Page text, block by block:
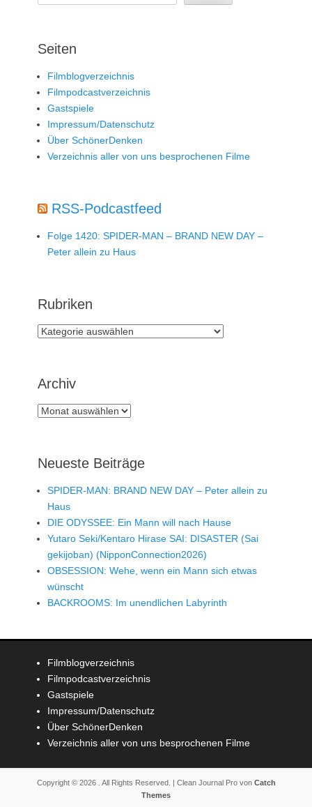
Seiten
Filmblogverzeichnis
Filmpodcastverzeichnis
Gastspiele
Impressum/Datenschutz
Über SchönerDenken
Verzeichnis aller von uns besprochenen Filme
RSS-Podcastfeed
Folge 1420: SPIDER-MAN – BRAND NEW DAY –
Peter allein zu Haus
Rubriken
Rubriken
Archiv
Archiv
Neueste Beiträge
SPIDER-MAN: BRAND NEW DAY – Peter allein zu
Haus
DIE ODYSSEE: Ein Mann will nach Hause
Yutaro Seki/Kentaro Hirase SAI: DISASTER (Sai
gekijoban) (NipponConnection2026)
OBSESSION: Wehe, wenn ein Mann sich etwas
wünscht
BACKROOMS: Im unendlichen Labyrinth
Filmblogverzeichnis
Filmpodcastverzeichnis
Gastspiele
Impressum/Datenschutz
Über SchönerDenken
Verzeichnis aller von uns besprochenen Filme
Copyright © 2026 . All Rights Reserved. | Clean Journal Pro von Catch
Themes